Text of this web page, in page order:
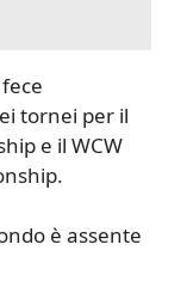
tornei per il
e il WCW
è assente